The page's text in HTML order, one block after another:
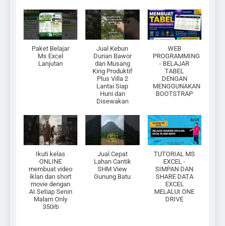
Paket Belajar
Ms Excel
Lanjutan
Jual Kebun
Durian Bawor
dan Musang
King Produktif
Plus Villa 2
Lantai Siap
Huni dan
Disewakan
WEB
PROGRAMMING
- BELAJAR
TABEL
DENGAN
MENGGUNAKAN
BOOTSTRAP
Ikuti kelas
ONLINE
membuat video
iklan dan short
movie dengan
AI Setiap Senin
Malam Only
350rb
Jual Cepat
Lahan Cantik
SHM View
Gunung Batu
TUTORIAL MS
EXCEL -
SIMPAN DAN
SHARE DATA
EXCEL
MELALUI ONE
DRIVE